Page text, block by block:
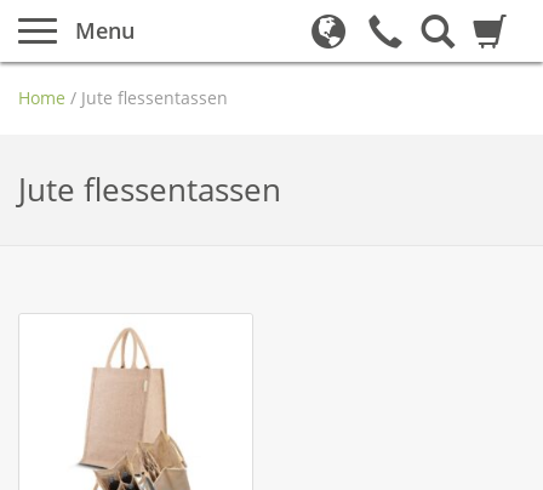
Menu
Home / Jute flessentassen
Jute flessentassen